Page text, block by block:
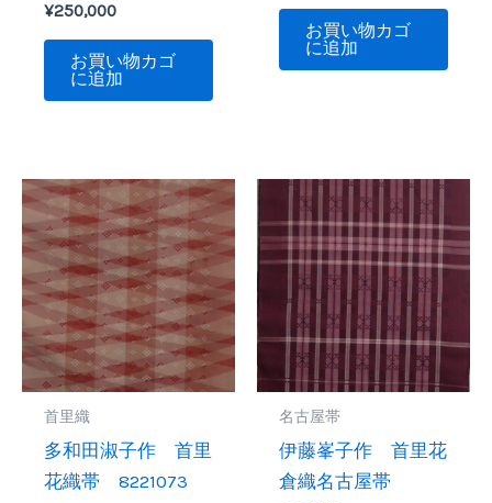
¥250,000
お買い物カゴ
に追加
お買い物カゴ
に追加
首里織
多和田淑子作 首里
花織帯 8221073
名古屋帯
伊藤峯子作 首里花
倉織名古屋帯